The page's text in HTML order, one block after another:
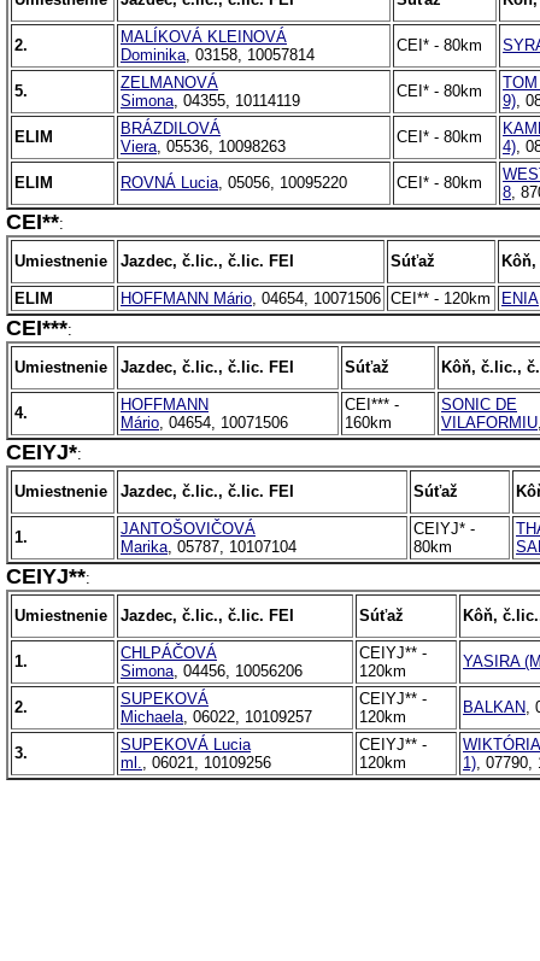
2.
MALÍKOVÁ KLEINOVÁ
Dominika, 03158, 10057814
CEI* - 80km
5.
ZELMANOVÁ
Simona, 04355, 10114119
CEI* - 80km
9),
ELIM
BRÁZDILOVÁ
Viera, 05536, 10098263
CEI* - 80km
4),
ELIM
ROVNÁ Lucia, 05056, 10095220 CEI* - 80km
8,
CEI**:
Umiestnenie Jazdec, č.lic., č.lic. FEI Súťaž
ELIM HOFFMANN Mário, 04654, 10071506 CEI** - 120km ENIA
CEI***:
Umiestnenie Jazdec, č.lic., č.lic. FEI Súťaž Kôň, č.lic.,
4.
HOFFMANN
Mário, 04654, 10071506
CEI*** -
160km
SONIC DE
VILAFORMIU
CEIYJ*:
Umiestnenie Jazdec, č.lic., č.lic. FEI Súťaž
1.
JANTOŠOVIČOVÁ
Marika, 05787, 10107104
CEIYJ* -
80km
CEIYJ**:
Umiestnenie Jazdec, č.lic., č.lic. FEI Súťaž Kôň,
1.
CHLPÁČOVÁ
Simona, 04456, 10056206
CEIYJ** -
120km
YASIRA
2.
SUPEKOVÁ
Michaela, 06022, 10109257
CEIYJ** -
120km
BALKAN,
3.
SUPEKOVÁ Lucia
ml., 06021, 10109256
CEIYJ** -
120km
1), 07790,